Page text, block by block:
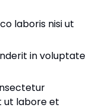
laboris nisi ut
in voluptate
ut labore et